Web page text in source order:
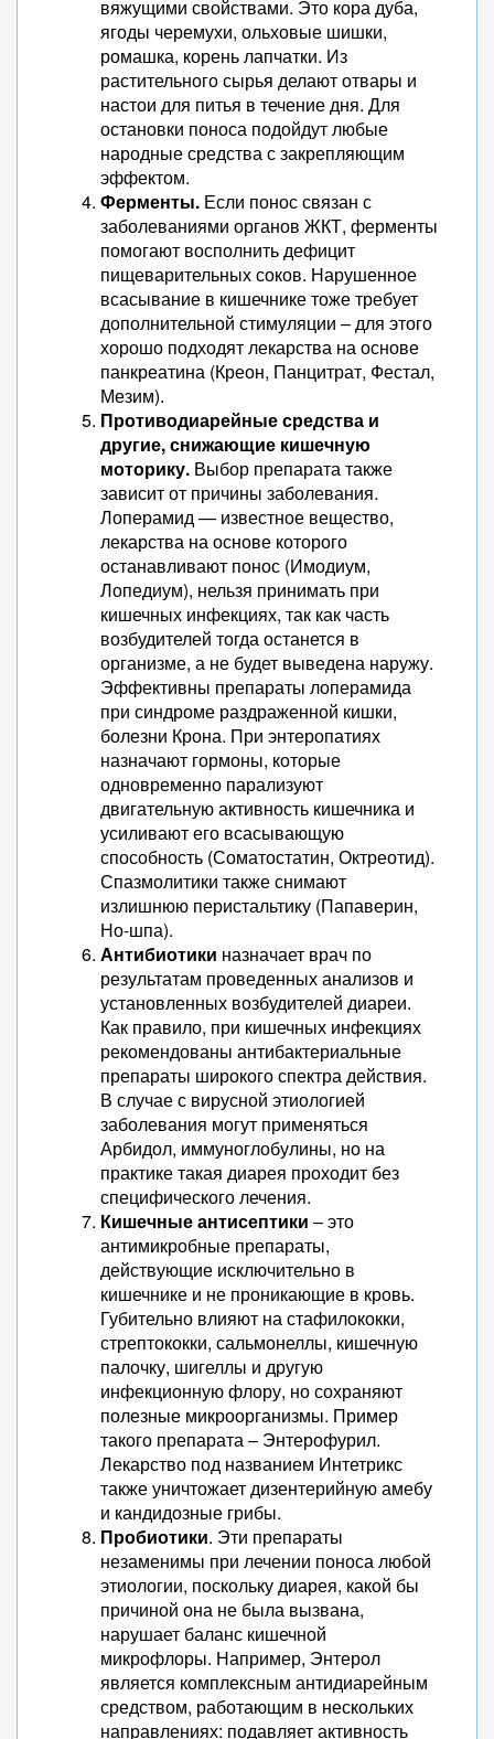
вяжущими свойствами. Это кора дуба,
ягоды черемухи, ольховые шишки,
ромашка, корень лапчатки. Из
растительного сырья делают отвары и
настои для питья в течение дня. Для
остановки поноса подойдут любые
народные средства с закрепляющим
эффектом.
Ферменты. Если понос связан с
заболеваниями органов ЖКТ, ферменты
помогают восполнить дефицит
пищеварительных соков. Нарушенное
всасывание в кишечнике тоже требует
дополнительной стимуляции – для этого
хорошо подходят лекарства на основе
панкреатина (Креон, Панцитрат, Фестал,
Мезим).
Противодиарейные средства и
другие, снижающие кишечную
моторику. Выбор препарата также
зависит от причины заболевания.
Лоперамид — известное вещество,
лекарства на основе которого
останавливают понос (Имодиум,
Лопедиум), нельзя принимать при
кишечных инфекциях, так как часть
возбудителей тогда останется в
организме, а не будет выведена наружу.
Эффективны препараты лоперамида
при синдроме раздраженной кишки,
болезни Крона. При энтеропатиях
назначают гормоны, которые
одновременно парализуют
двигательную активность кишечника и
усиливают его всасывающую
способность (Соматостатин, Октреотид).
Спазмолитики также снимают
излишнюю перистальтику (Папаверин,
Но-шпа).
Антибиотики назначает врач по
результатам проведенных анализов и
установленных возбудителей диареи.
Как правило, при кишечных инфекциях
рекомендованы антибактериальные
препараты широкого спектра действия.
В случае с вирусной этиологией
заболевания могут применяться
Арбидол, иммуноглобулины, но на
практике такая диарея проходит без
специфического лечения.
Кишечные антисептики – это
антимикробные препараты,
действующие исключительно в
кишечнике и не проникающие в кровь.
Губительно влияют на стафилококки,
стрептококки, сальмонеллы, кишечную
палочку, шигеллы и другую
инфекционную флору, но сохраняют
полезные микроорганизмы. Пример
такого препарата – Энтерофурил.
Лекарство под названием Интетрикс
также уничтожает дизентерийную амебу
и кандидозные грибы.
Пробиотики. Эти препараты
незаменимы при лечении поноса любой
этиологии, поскольку диарея, какой бы
причиной она не была вызвана,
нарушает баланс кишечной
микрофлоры. Например, Энтерол
является комплексным антидиарейным
средством, работающим в нескольких
направлениях: подавляет активность